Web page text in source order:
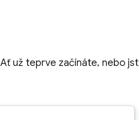
Ať už teprve začínáte, nebo